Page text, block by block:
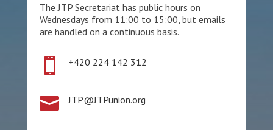
The JTP Secretariat has public hours on
Wednesdays from 11:00 to 15:00, but emails
are handled on a continuous basis.
 +420 224 142 312
 JTP@JTPunion.org